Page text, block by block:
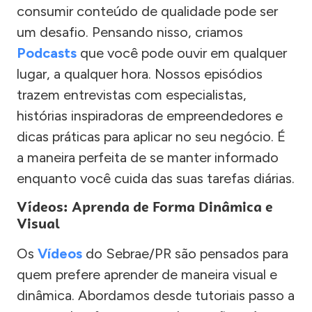
consumir conteúdo de qualidade pode ser
um desafio. Pensando nisso, criamos
Podcasts que você pode ouvir em qualquer
lugar, a qualquer hora. Nossos episódios
trazem entrevistas com especialistas,
histórias inspiradoras de empreendedores e
dicas práticas para aplicar no seu negócio. É
a maneira perfeita de se manter informado
enquanto você cuida das suas tarefas diárias.
Vídeos: Aprenda de Forma Dinâmica e
Visual
Os Vídeos do Sebrae/PR são pensados para
quem prefere aprender de maneira visual e
dinâmica. Abordamos desde tutoriais passo a